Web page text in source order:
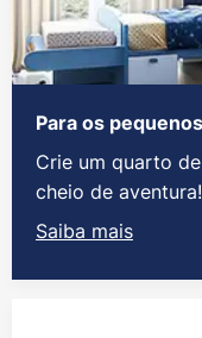
Para os
Crie um quarto
cheio de aventura!
Saiba mais